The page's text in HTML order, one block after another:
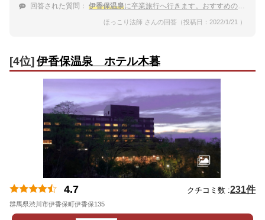
回答された質問： 伊香保温泉に卒業旅行へ行きます。おすすめの宿と立ち寄りスポットを教えて欲しいです。
ほっこり法師 さんの回答（投稿日：2022/1/21 ）
[4位]伊香保温泉 ホテル木暮
4.7 クチコミ数 :231件
群馬県渋川市伊香保町伊香保135